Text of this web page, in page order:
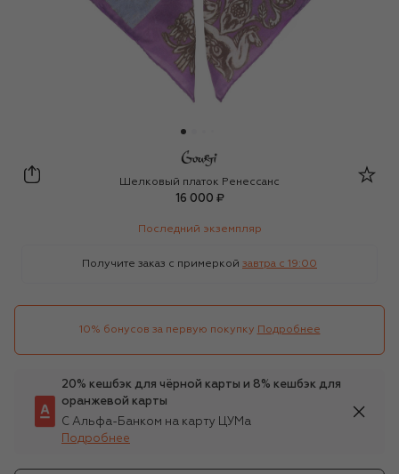
Gourji
Шелковый платок Ренессанс
16 000 ₽
Последний экземпляр
Получите заказ с примеркой завтра c 19:00
10% бонусов за первую покупку Подробнее
20% кешбэк для чёрной карты и 8% кешбэк для
оранжевой карты
С Альфа-Банком на карту ЦУМа
Подробнее